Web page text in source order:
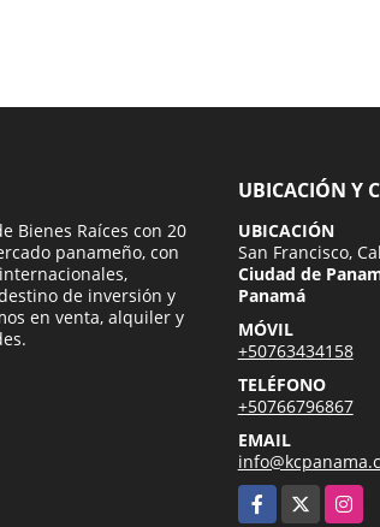
Bienes Raíces con 20
panameño, con
de inversión y
en venta, alquiler y
UBICACIÓN Y
UBICACIÓN
San Francisco,
Ciudad de
Panamá
MÓVIL
+50763434158
TELÉFONO
+50766796867
EMAIL
Facebook